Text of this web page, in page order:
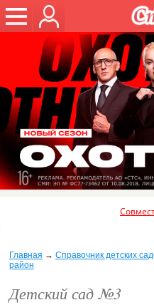
Главная → Справочник детских
район
Детский сад №3